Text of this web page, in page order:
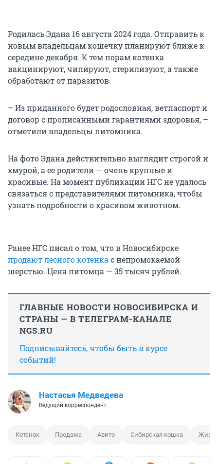
Родилась Эдана 16 августа 2024 года. Отправить к
новым владельцам кошечку планируют ближе к
середине декабря. К тем порам котенка
вакцинируют, чипируют, стерилизуют, а также
обработают от паразитов.
– Из приданного будет родословная, ветпаспорт и
договор с прописанными гарантиями здоровья, –
отметили владельцы питомника.
На фото Эдана действительно выглядит строгой и
хмурой, а ее родители — очень крупные и
красивые. На момент публикации НГС не удалось
связаться с представителями питомника, чтобы
узнать подробности о красивом животном.
Ранее НГС писал о том, что в Новосибирске
продают лесного котенкас непромокаемой
шерстью. Цена питомца — 35 тысяч рублей.
ГЛАВНЫЕ НОВОСТИ НОВОСИБИРСКА И
СТРАНЫ — В ТЕЛЕГРАМ-КАНАЛЕ
NGS.RU
Подписывайтесь, чтобы быть в курсе
событий!
Настасья Медведева
Ведущий корреспондент
Котенок Продажа Авито Сибирская кошка